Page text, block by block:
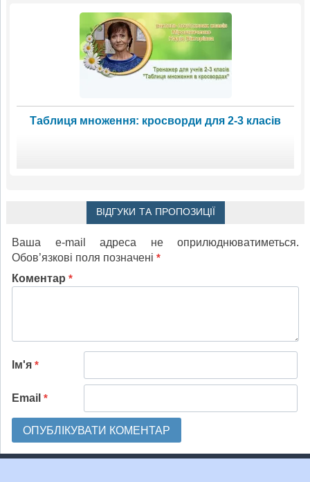
Таблиця множення: кросворди для 2-3 класів
ВІДГУКИ ТА ПРОПОЗИЦІЇ
Ваша e-mail адреса не оприлюднюватиметься.
Обов’язкові поля позначені *
Коментар *
Ім'я *
Email *